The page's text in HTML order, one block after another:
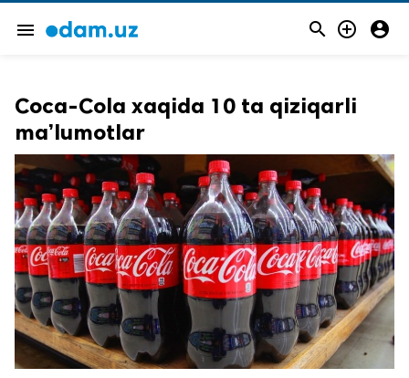
menu   
Coca-Cola xaqida 10 ta qiziqarli
ma’lumotlar